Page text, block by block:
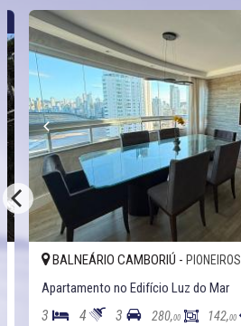
BALNEÁRIO CAMBORIÚ - PIONEIROS
Apartamento no Edifício Luz do Mar
3 4 3 280,00 142,00